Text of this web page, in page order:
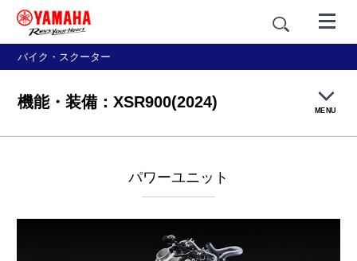
バイク・スクーター
機能・装備：XSR900(2024) MENU
パワーユニット